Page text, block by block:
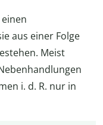
aus einer Folge
Meist
i. d. R. nur in